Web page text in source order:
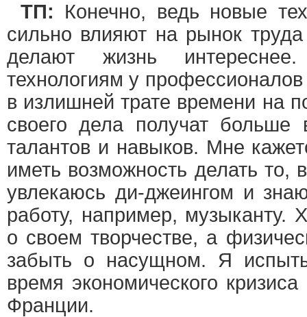
ТП: Конечно, ведь новые
сильно влияют на рынок
делают жизнь
технологиям у профессионалов
в излишней трате времени на
своего дела получат больше
талантов и навыков. Мне
иметь возможность делать
увлекаюсь ди-джеингом и
работу, например, музыканту.
о своем творчестве, а
забыть о насущном. Я
время экономического
Франции.